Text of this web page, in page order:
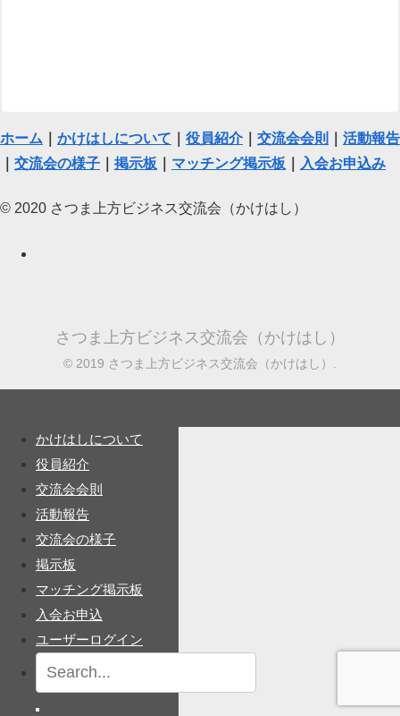
ホーム かけはしについて 役員紹介｜ 交流会会則
活動報告
交流会の様子 掲示板 マッチング掲示板 入会お申込み
© 2020 さつま上方ビジネス交流会（かけはし）
さつま上方ビジネス交流会（かけはし）
© 2019 さつま上方ビジネス交流会（かけはし）.
かけはしについて
役員紹介
交流会会則
活動報告
交流会の様子
掲示板
マッチング掲示板
入会お申込
ユーザーログイン